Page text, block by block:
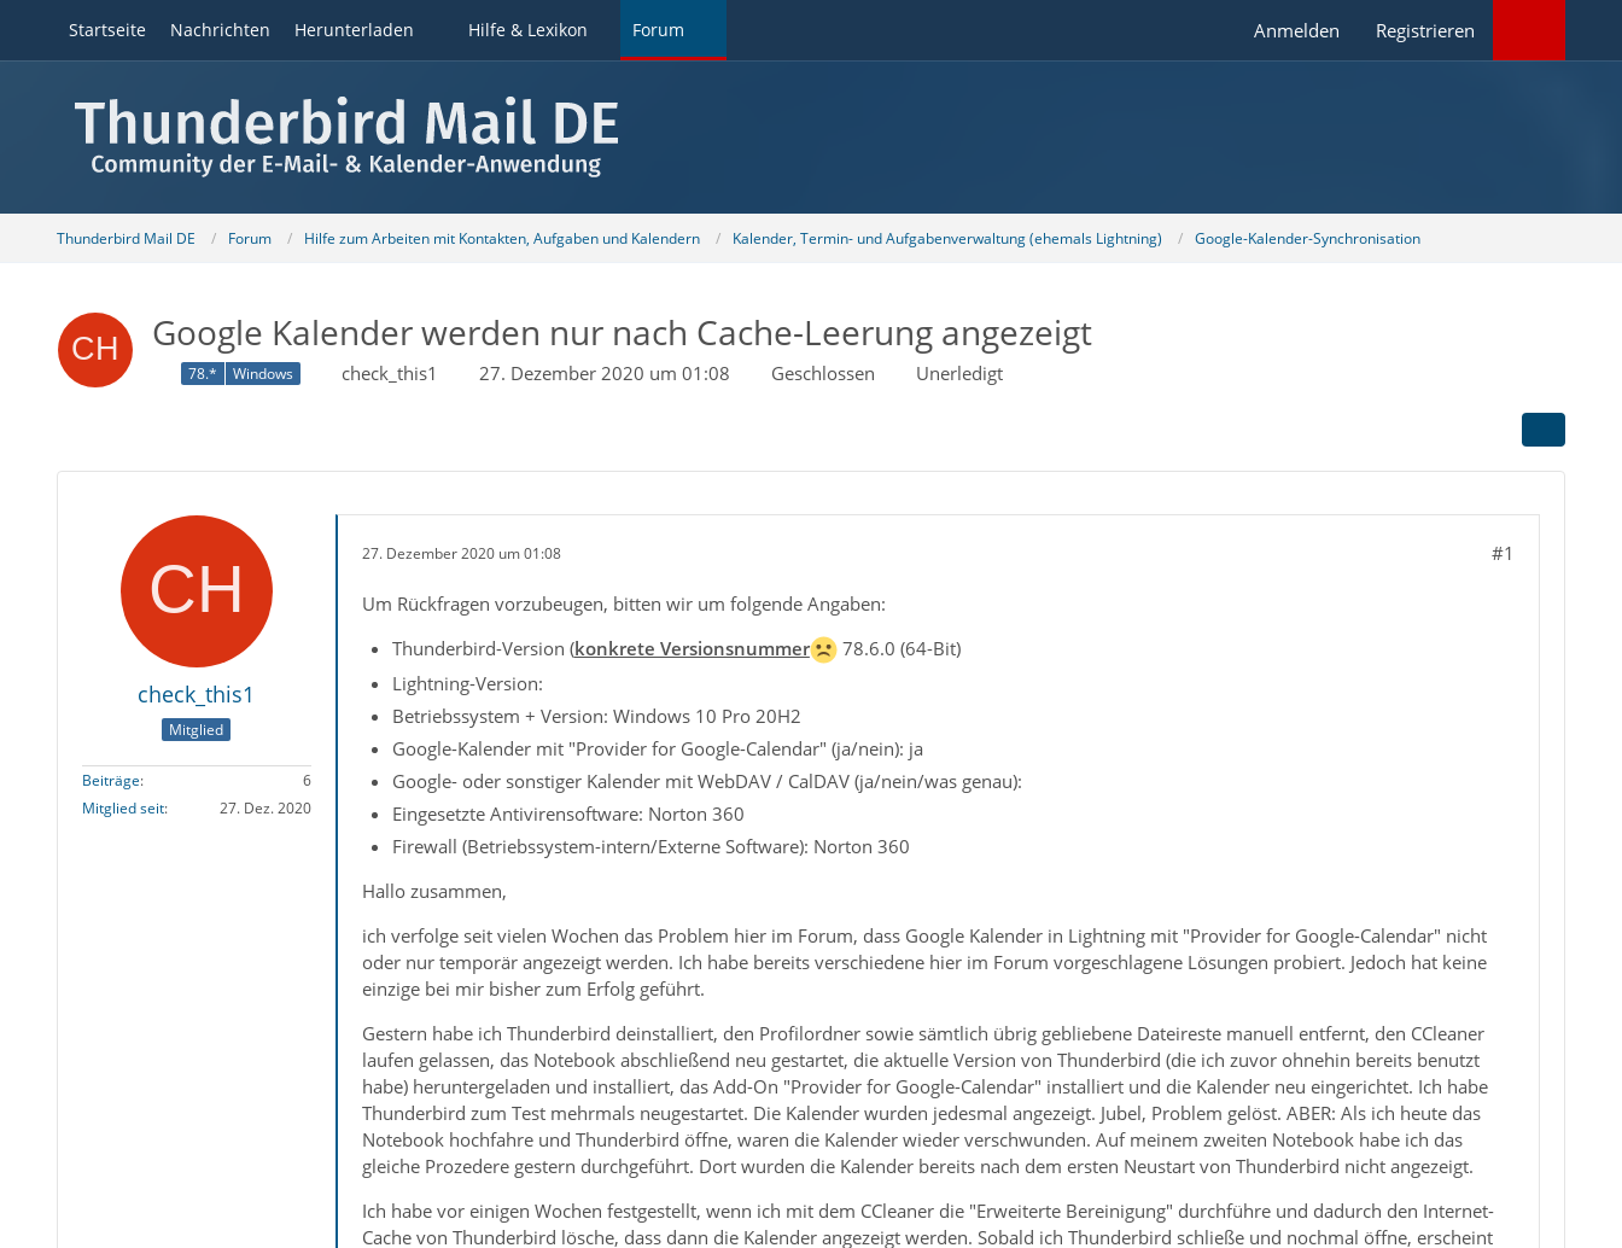
Startseite Nachrichten Herunterladen Hilfe & Lexikon Forum Anmelden Registrieren
Thunderbird Mail DE Forum Hilfe zum Arbeiten mit Kontakten, Aufgaben und Kalendern Kalender, Termin- und Aufgabenverwaltung (ehemals Lightning) Google-Kalender-Synchronisation
Google Kalender werden nur nach Cache-Leerung angezeigt
78.* Windows check_this1 27. Dezember 2020 um 01:08 Geschlossen Unerledigt
check_this1
Mitglied
Beiträge
6
Mitglied seit
27. Dez. 2020
27. Dezember 2020 um 01:08 #1
Um Rückfragen vorzubeugen, bitten wir um folgende Angaben:
Thunderbird-Version (konkrete Versionsnummer
78.6.0 (64-Bit)
Lightning-Version:
Betriebssystem + Version: Windows 10 Pro 20H2
Google-Kalender mit "Provider for Google-Calendar" (ja/nein): ja
Google- oder sonstiger Kalender mit WebDAV / CalDAV (ja/nein/was genau):
Eingesetzte Antivirensoftware: Norton 360
Firewall (Betriebssystem-intern/Externe Software): Norton 360
Hallo zusammen,
ich verfolge seit vielen Wochen das Problem hier im Forum, dass Google Kalender in Lightning mit "Provider for Google-Calendar" nicht
oder nur temporär angezeigt werden. Ich habe bereits verschiedene hier im Forum vorgeschlagene Lösungen probiert. Jedoch hat keine
einzige bei mir bisher zum Erfolg geführt.
Gestern habe ich Thunderbird deinstalliert, den Profilordner sowie sämtlich übrig gebliebene Dateireste manuell entfernt, den CCleaner
laufen gelassen, das Notebook abschließend neu gestartet, die aktuelle Version von Thunderbird (die ich zuvor ohnehin bereits benutzt
habe) heruntergeladen und installiert, das Add-On "Provider for Google-Calendar" installiert und die Kalender neu eingerichtet. Ich habe
Thunderbird zum Test mehrmals neugestartet. Die Kalender wurden jedesmal angezeigt. Jubel, Problem gelöst. ABER: Als ich heute das
Notebook hochfahre und Thunderbird öffne, waren die Kalender wieder verschwunden. Auf meinem zweiten Notebook habe ich das
gleiche Prozedere gestern durchgeführt. Dort wurden die Kalender bereits nach dem ersten Neustart von Thunderbird nicht angezeigt.
Ich habe vor einigen Wochen festgestellt, wenn ich mit dem CCleaner die "Erweiterte Bereinigung" durchführe und dadurch den Internet-
Cache von Thunderbird lösche, dass dann die Kalender angezeigt werden. Sobald ich Thunderbird schließe und nochmal öffne, erscheint